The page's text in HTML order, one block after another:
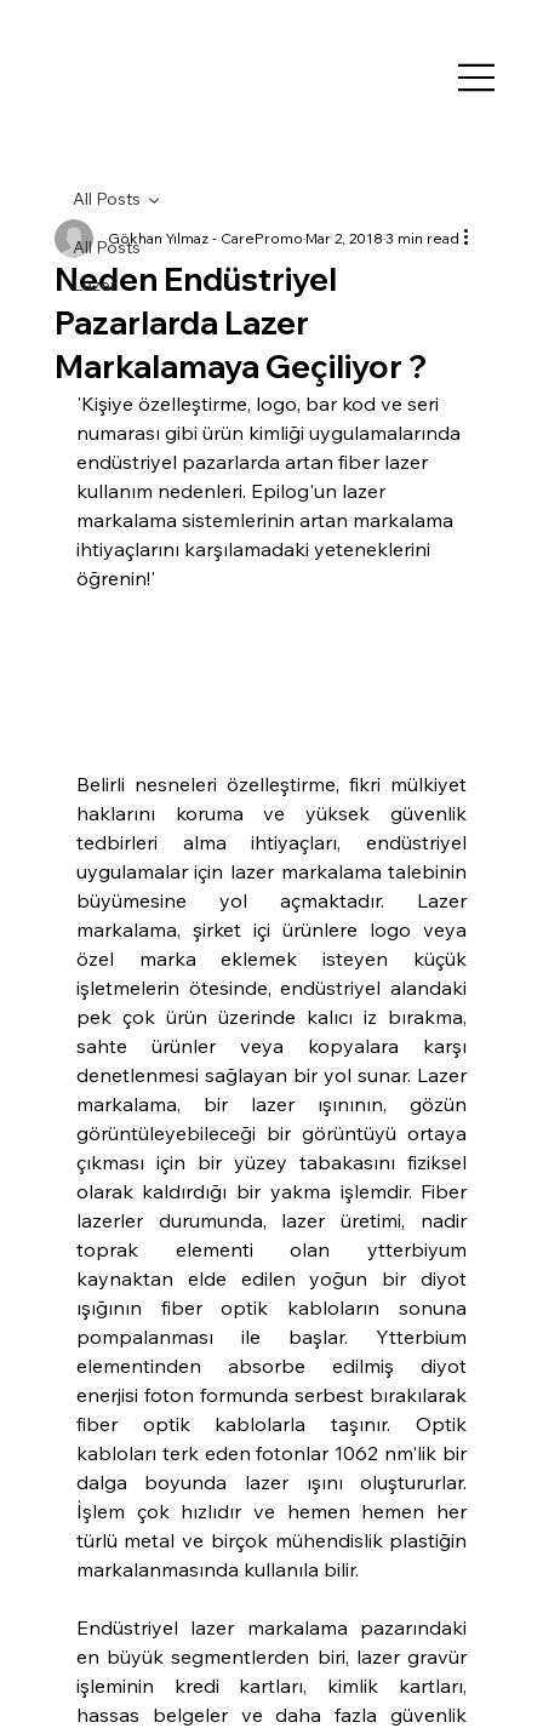
All Posts
Lazer
All Posts
Neden Endüstriyel
Pazarlarda Lazer
Markalamaya Geçiliyor ?
Gökhan Yılmaz - CarePromoMar 2, 20183 min read
'Kişiye özelleştirme, logo, bar kod ve seri
numarası gibi ürün kimliği uygulamalarında
endüstriyel pazarlarda artan fiber lazer
kullanım nedenleri. Epilog'un lazer
markalama sistemlerinin artan markalama
ihtiyaçlarını karşılamadaki yeteneklerini
öğrenin!'
Belirli nesneleri özelleştirme, fikri mülkiyet
haklarını koruma ve yüksek güvenlik
tedbirleri alma ihtiyaçları, endüstriyel
uygulamalar için lazer markalama talebinin
büyümesine yol açmaktadır. Lazer
markalama, şirket içi ürünlere logo veya
özel marka eklemek isteyen küçük
işletmelerin ötesinde, endüstriyel alandaki
pek çok ürün üzerinde kalıcı iz bırakma,
sahte ürünler veya kopyalara karşı
denetlenmesi sağlayan bir yol sunar. Lazer
markalama, bir lazer ışınının, gözün
görüntüleyebileceği bir görüntüyü ortaya
çıkması için bir yüzey tabakasını fiziksel
olarak kaldırdığı bir yakma işlemdir. Fiber
lazerler durumunda, lazer üretimi, nadir
toprak elementi olan ytterbiyum
kaynaktan elde edilen yoğun bir diyot
ışığının fiber optik kabloların sonuna
pompalanması ile başlar. Ytterbium
elementinden absorbe edilmiş diyot
enerjisi foton formunda serbest bırakılarak
fiber optik kablolarla taşınır. Optik
kabloları terk eden fotonlar 1062 nm'lik bir
dalga boyunda lazer ışını oluştururlar.
İşlem çok hızlıdır ve hemen hemen her
türlü metal ve birçok mühendislik plastiğin
markalanmasında kullanıla bilir.
Endüstriyel lazer markalama pazarındaki
en büyük segmentlerden biri, lazer gravür
işleminin kredi kartları, kimlik kartları,
hassas belgeler ve daha fazla güvenlik